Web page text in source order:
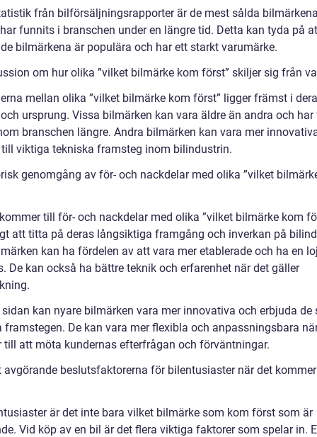
från bilförsäljningsrapporter är de mest sålda
funnits i branschen under en längre tid. Detta kan tyda på
bilmärkena är populära och har ett starkt varumärke.
om hur olika ”vilket bilmärke kom först” skiljer sig från
mellan olika ”vilket bilmärke kom först” ligger främst i
ursprung. Vissa bilmärken kan vara äldre än andra och har
branschen längre. Andra bilmärken kan vara mer
viktiga tekniska framsteg inom bilindustrin.
genomgång av för- och nackdelar med olika ”vilket
till för- och nackdelar med olika ”vilket bilmärke kom
att titta på deras långsiktiga framgång och inverkan på
kan ha fördelen av att vara mer etablerade och ha en
De kan också ha bättre teknik och erfarenhet när det gäller
kan nyare bilmärken vara mer innovativa och erbjuda de
framstegen. De kan vara mer flexibla och anpassningsbara
till att möta kundernas efterfrågan och förväntningar.
avgörande beslutsfaktorerna för bilentusiaster när det
är det inte bara vilket bilmärke som kom först som är
Vid köp av en bil är det flera viktiga faktorer som spelar in.